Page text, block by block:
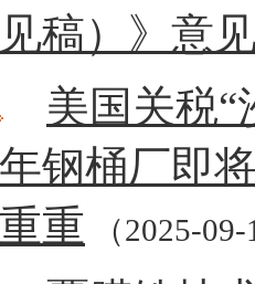
见稿）》意
美国关税“
年钢桶厂即
重重 （2025-